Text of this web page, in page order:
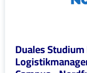
Duales